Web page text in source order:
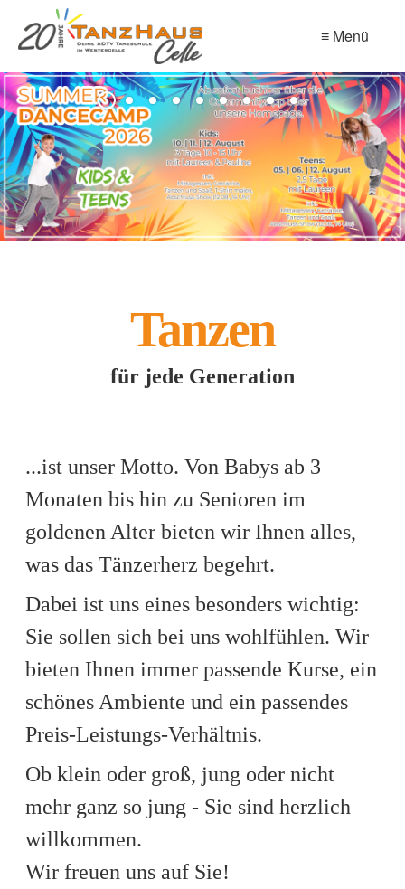
≡ Menü
Tanzen
für jede Generation
...ist unser Motto. Von Babys ab 3
Monaten bis hin zu Senioren im
goldenen Alter bieten wir Ihnen alles,
was das Tänzerherz begehrt.
Dabei ist uns eines besonders wichtig:
Sie sollen sich bei uns wohlfühlen. Wir
bieten Ihnen immer passende Kurse, ein
schönes Ambiente und ein passendes
Preis-Leistungs-Verhältnis.
Ob klein oder groß, jung oder nicht
mehr ganz so jung - Sie sind herzlich
willkommen.
Wir freuen uns auf Sie!